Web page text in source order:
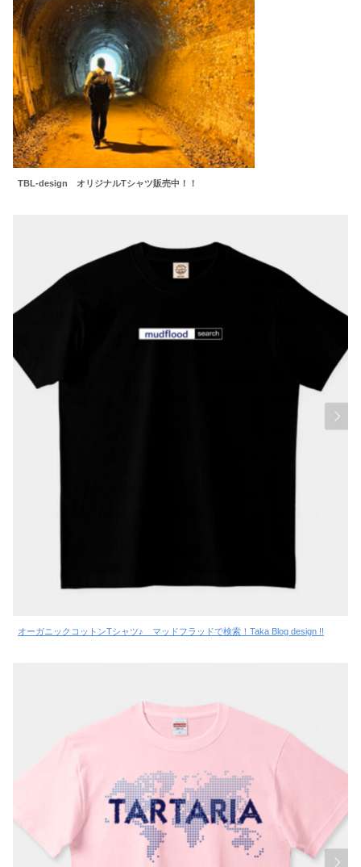
TBL-design オリジナルTシャツ販売中！！
オーガニックコットンTシャツ♪ マッドフラッドで検索！Taka Blog design !!